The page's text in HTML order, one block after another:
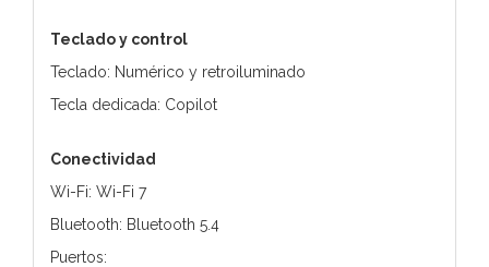
Teclado y control
Teclado: Numérico y retroiluminado
Tecla dedicada: Copilot
Conectividad
Wi-Fi: Wi-Fi 7
Bluetooth: Bluetooth 5.4
Puertos: